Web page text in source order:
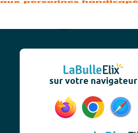
sur votre navigateur